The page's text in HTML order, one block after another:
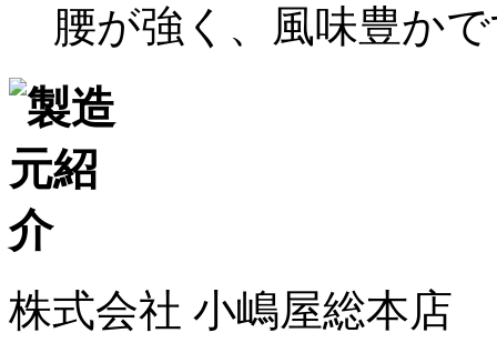
腰が強く、風味豊か
株式会社 小嶋屋総本店